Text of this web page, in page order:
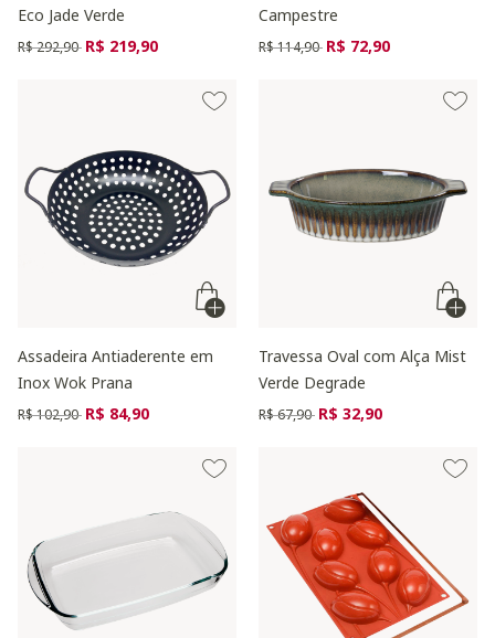
Eco Jade Verde
Preço reduzido de
R$ 292,90 para
R$ 219,90
Campestre
Preço reduzido de
R$ 114,90 para
R$ 72,90
Assadeira Antiaderente em
Inox Wok Prana
Preço reduzido de
R$ 102,90 para
R$ 84,90
Travessa Oval com Alça Mist
Verde Degrade
Preço reduzido de
R$ 67,90 para
R$ 32,90